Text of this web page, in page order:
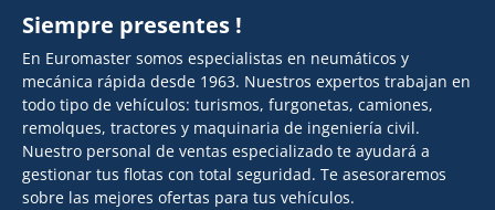
Siempre presentes !
En Euromaster somos especialistas en neumáticos y
mecánica rápida desde 1963. Nuestros expertos trabajan en
todo tipo de vehículos: turismos, furgonetas, camiones,
remolques, tractores y maquinaria de ingeniería civil.
Nuestro personal de ventas especializado te ayudará a
gestionar tus flotas con total seguridad. Te asesoraremos
sobre las mejores ofertas para tus vehículos.